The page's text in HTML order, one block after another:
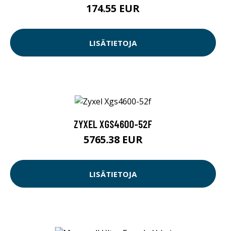
174.55 EUR
LISÄTIETOJA
ZYXEL XGS4600-52F
5765.38 EUR
LISÄTIETOJA